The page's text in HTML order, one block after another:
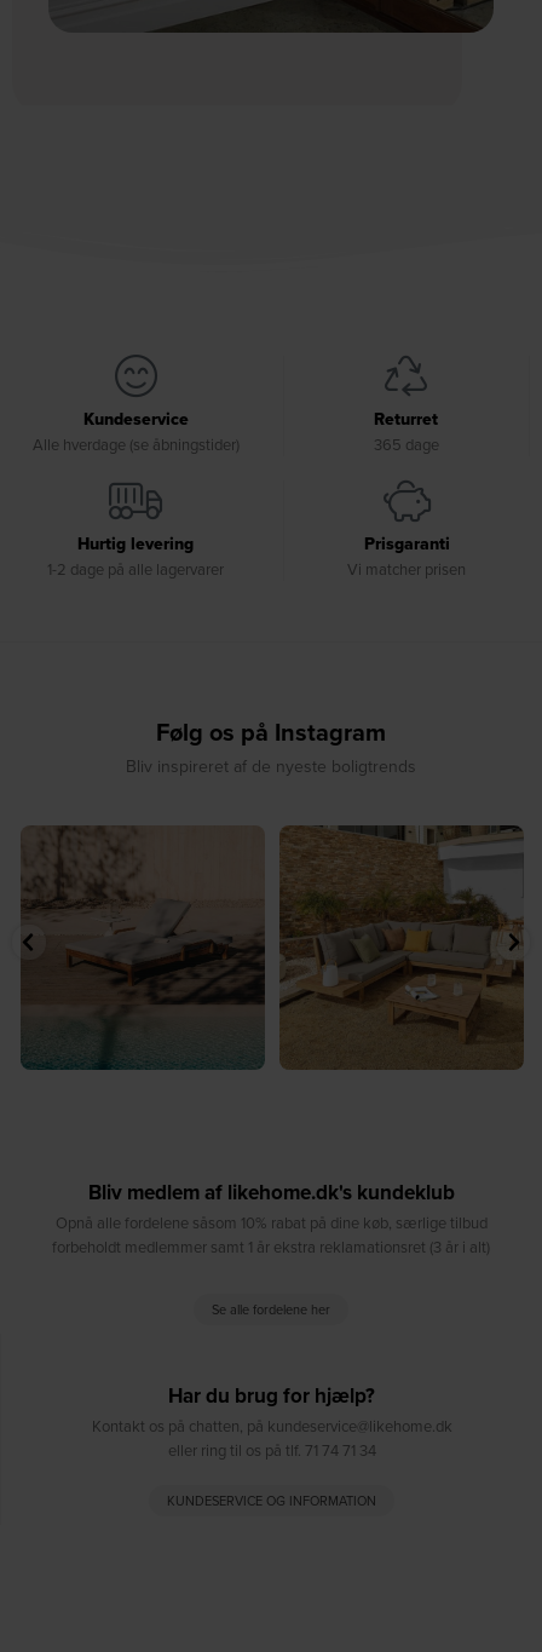
Kundeservice
Alle hverdage (se åbningstider)
Returret
365 dage
Hurtig levering
1-2 dage på alle lagervarer
Prisgaranti
Vi matcher prisen
Følg os på Instagram
Bliv inspireret af de nyeste boligtrends
☀️ Sommerens favorit til terrassen ☀️⁠
8 0
☀️ Sommerens naturlige
samlingspunkt⁠
8 0
Bliv medlem af likehome.dk's kundeklub
Opnå alle fordelene såsom 10% rabat på dine køb, særlige tilbud
forbeholdt medlemmer samt 1 år ekstra reklamationsret (3 år i alt)
Se alle fordelene her
Har du brug for hjælp?
Kontakt os på chatten, på kundeservice@likehome.dk
eller ring til os på tlf. 71 74 71 34
KUNDESERVICE OG INFORMATION